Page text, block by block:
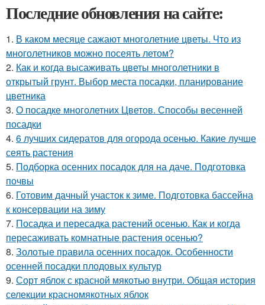
Последние обновления на сайте:
1. В каком месяце сажают многолетние цветы. Что из
многолетников можно посеять летом?
2. Как и когда высаживать цветы многолетники в
открытый грунт. Выбор места посадки, планирование
цветника
3. О посадке многолетних Цветов. Способы весенней
посадки
4. 6 лучших сидератов для огорода осенью. Какие лучше
сеять растения
5. Подборка осенних посадок для на даче. Подготовка
почвы
6. Готовим дачный участок к зиме. Подготовка бассейна
к консервации на зиму
7. Посадка и пересадка растений осенью. Как и когда
пересаживать комнатные растения осенью?
8. Золотые правила осенних посадок. Особенности
осенней посадки плодовых культур
9. Сорт яблок с красной мякотью внутри. Общая история
селекции красномякотных яблок